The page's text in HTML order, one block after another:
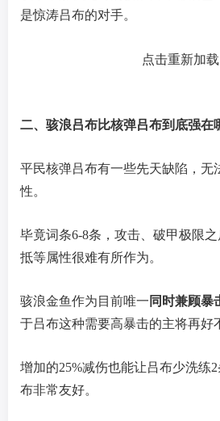
是惊涛吕布的对手。
点击重新加载
二、骇浪吕布比核弹吕布到底强在
平民核弹吕布有一些先天缺陷，无
性。
毕竟词条6-8条，攻击、破甲极限
抵等属性很难有所作为。
骇浪金鱼作为目前唯一 同时兼顾暴
于吕布这种需要高暴击的主将再好
增加的25%减伤也能让吕布少洗练
布非常友好。